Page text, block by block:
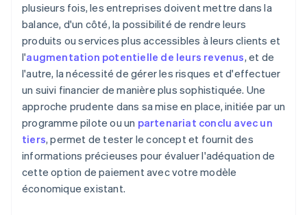
plusieurs fois, les entreprises doivent mettre dans la
balance, d'un côté, la possibilité de rendre leurs
produits ou services plus accessibles à leurs clients et
l'augmentation potentielle de leurs revenus, et de
l'autre, la nécessité de gérer les risques et d'effectuer
un suivi financier de manière plus sophistiquée. Une
approche prudente dans sa mise en place, initiée par un
programme pilote ou un partenariat conclu avec un
tiers, permet de tester le concept et fournit des
informations précieuses pour évaluer l'adéquation de
cette option de paiement avec votre modèle
économique existant.